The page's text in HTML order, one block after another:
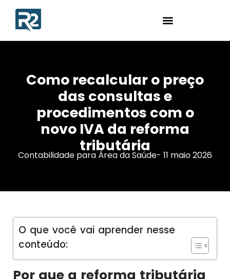
Como recalcular o preço
das consultas e
procedimentos com o
novo IVA da reforma
tributária
Contabilidade para Área da Saúde- 11 maio 2026
O que você vai aprender nesse
conteúdo:
Por que a reforma tributária